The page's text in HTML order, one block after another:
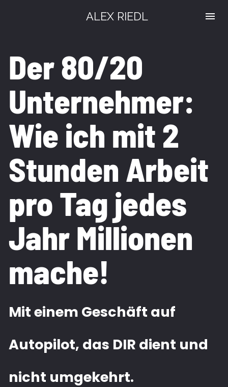
ALEX RIEDL
Der 80/20
Unternehmer:
Wie ich mit 2
Stunden Arbeit
pro Tag jedes
Jahr Millionen
mache!
Mit einem Geschäft auf
Autopilot, das DIR dient und
nicht umgekehrt.